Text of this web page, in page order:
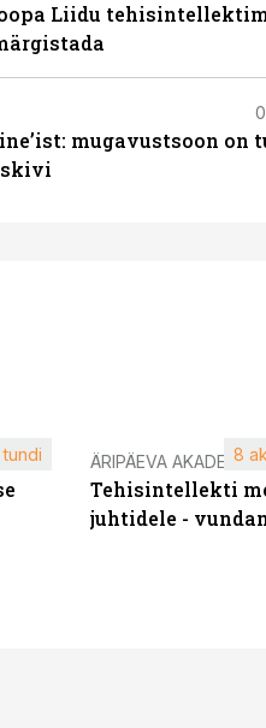
Liidu
mugavustsoon on
ÄRIPÄEVA AKADEEMIA
Tehisintellekti
juhtidele -
8